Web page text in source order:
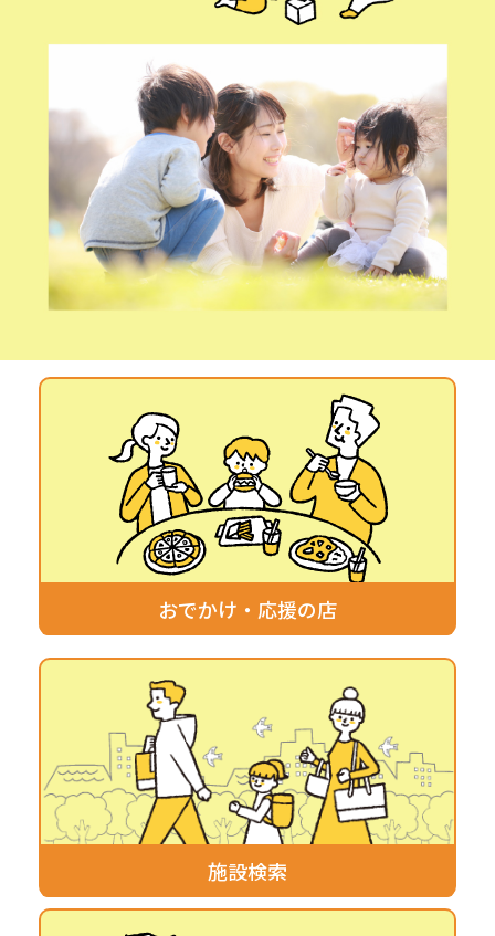
おでかけ・応援の店
施設検索